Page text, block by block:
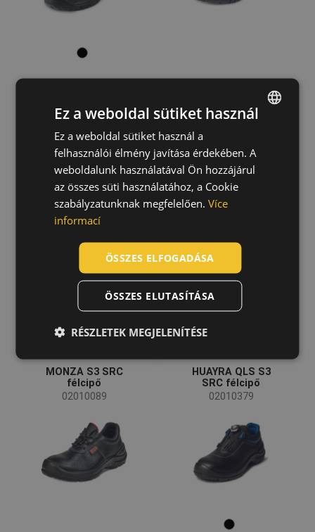
MUNKA & BIZTONSÁG
Gyorsfűző
STRIDE ESD S3
SRC félcipő
02010210
BK TPU MF S3
SRC félcipő
02010363
MONZA S3 SRC
félcipő
02010089
HUAYRA QLS S3
SRC félcipő
02010379
CZECH
HUNGARIAN
SLOVAK
GERMAN
FRENCH
Ez a weboldal sütiket használ
Ez a weboldal sütiket használ a
felhasználói élmény javítása érdekében. A
weboldalunk használatával Ön hozzájárul
az összes süti használatához, a Cookie
szabályzatunknak megfelelően. Více
informací
ÖSSZES ELFOGADÁSA
ÖSSZES ELUTASÍTÁSA
RÉSZLETEK MEGJELENÍTÉSE